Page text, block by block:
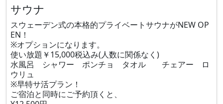
サウナ
スウェーデン式の本格的プライベートサウナがNEW OP
EN！
※オプションになります。
使い放題￥15,000税込み(人数に関係なく)
水風呂 シャワー ポンチョ タオル チェアー ロ
ウリュ
※早特サ活プラン！
ご宿泊と同時にご予約頂くと、